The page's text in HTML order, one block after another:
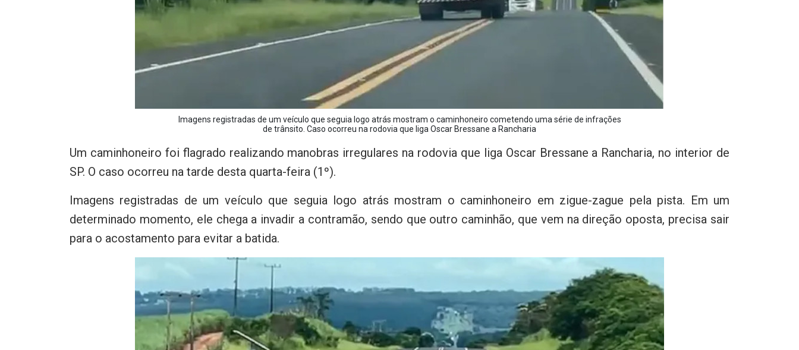
Imagens registradas de um veículo que seguia logo atrás mostram o caminhoneiro cometendo uma série de infrações
de trânsito. Caso ocorreu na rodovia que liga Oscar Bressane a Rancharia
Um caminhoneiro foi flagrado realizando manobras irregulares na rodovia que liga Oscar Bressane a Rancharia, no interior de
SP. O caso ocorreu na tarde desta quarta-feira (1º).
Imagens registradas de um veículo que seguia logo atrás mostram o caminhoneiro em zigue-zague pela pista. Em um
determinado momento, ele chega a invadir a contramão, sendo que outro caminhão, que vem na direção oposta, precisa sair
para o acostamento para evitar a batida.